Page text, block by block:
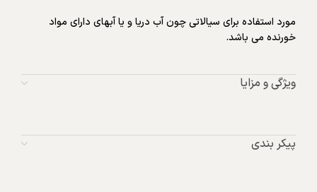
مورد استفاده برای سیالاتی چون آب دریا و یا آبهای دارای مواد
خورنده می باشد.
ویژگی و مزایا
پیکر بندی